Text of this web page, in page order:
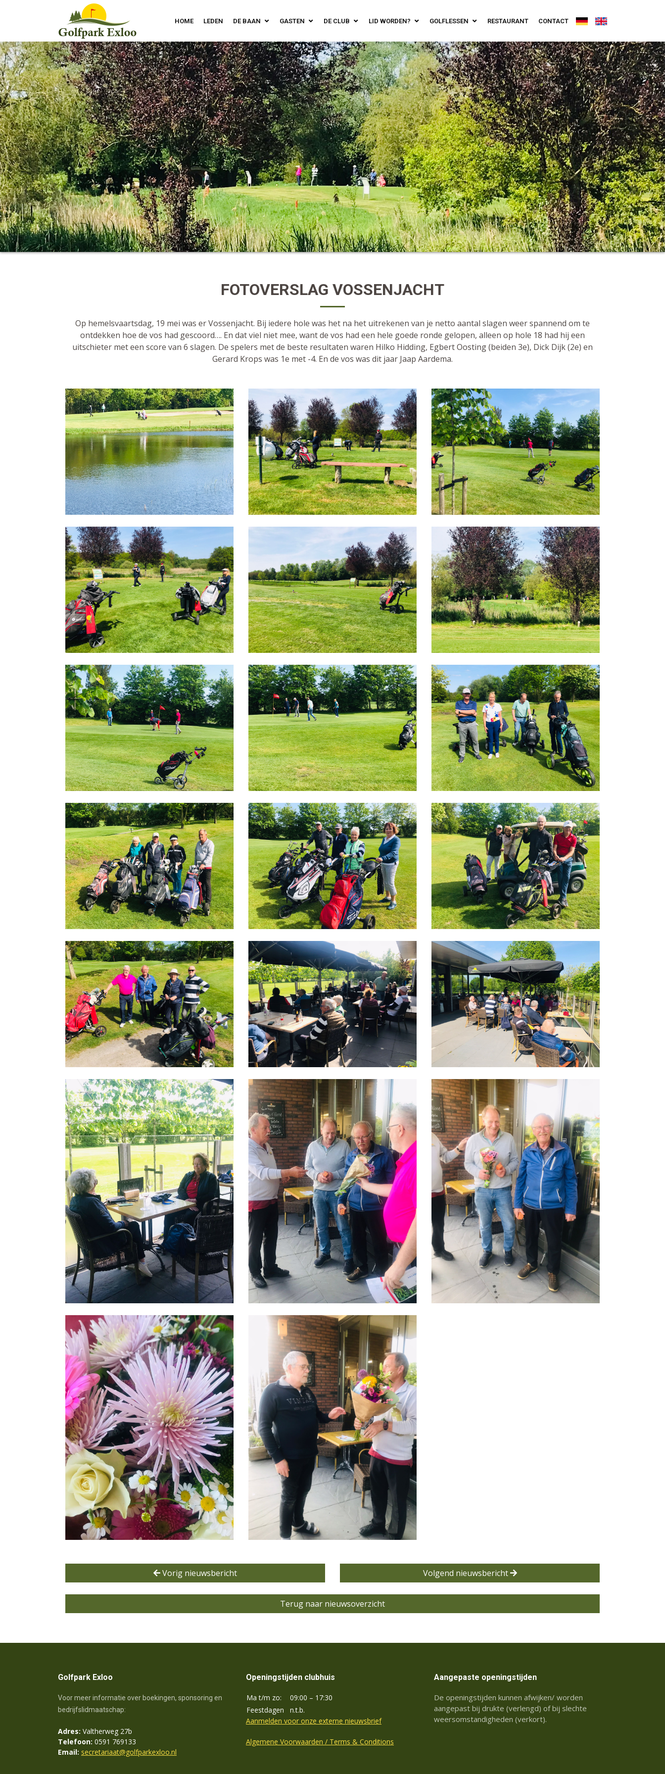
HOME LEDEN DE BAAN GASTEN DE CLUB LID WORDEN? GOLFLESSEN RESTAURANT CONTACT
FOTOVERSLAG VOSSENJACHT
Op hemelsvaartsdag, 19 mei was er Vossenjacht. Bij iedere hole was het na het uitrekenen van je netto aantal slagen weer spannend om te
ontdekken hoe de vos had gescoord…. En dat viel niet mee, want de vos had een hele goede ronde gelopen, alleen op hole 18 had hij een
uitschieter met een score van 6 slagen. De spelers met de beste resultaten waren Hilko Hidding, Egbert Oosting (beiden 3e), Dick Dijk (2e) en
Gerard Krops was 1e met -4. En de vos was dit jaar Jaap Aardema.
Vorig nieuwsbericht Volgend nieuwsbericht
Terug naar nieuwsoverzicht
Golfpark Exloo
Voor meer informatie over boekingen, sponsoring en
bedrijfslidmaatschap:
Adres: Valtherweg 27b
Telefoon: 0591 769133
Email: secretariaat@golfparkexloo.nl
Openingstijden clubhuis
Ma t/m zo:
09:00 – 17:30
Feestdagen
n.t.b.
Aanmelden voor onze externe nieuwsbrief
Algemene Voorwaarden / Terms & Conditions
Aangepaste openingstijden
De openingstijden kunnen afwijken/ worden
aangepast bij drukte (verlengd) of bij slechte
weersomstandigheden (verkort).